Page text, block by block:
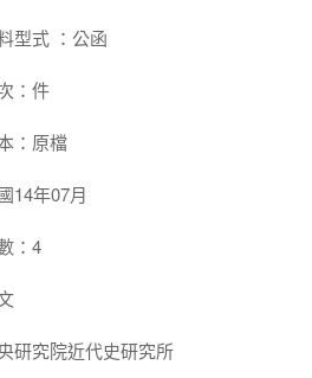
型式 ：公函
：件
：原檔
14年07月
：4
研究院近代史研究所